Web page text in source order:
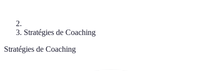
Stratégies de Coaching
Stratégies de Coaching